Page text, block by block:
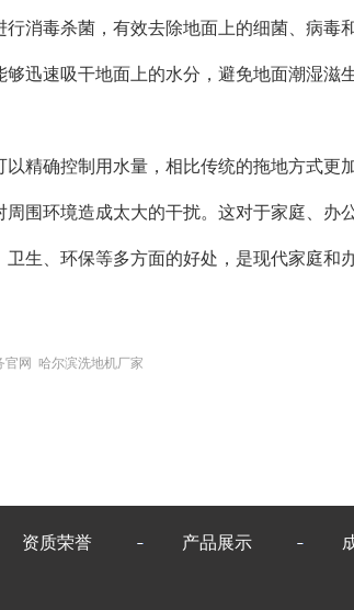
毒杀菌，有效去除地面上的细菌、病毒
速吸干地面上的水分，避免地面潮湿滋
确控制用水量，相比传统的拖地方式更加
环境造成太大的干扰。这对于家庭、办
、环保等多方面的好处，是现代家庭和办
官网 哈尔滨洗地机厂家
资质荣誉 产品展示